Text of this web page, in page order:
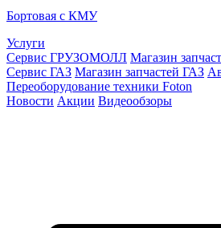
Бортовая с КМУ
Услуги
Сервис ГРУЗОМОЛЛ Магазин
Сервис ГАЗ Магазин запчастей ГАЗ
Переоборудование техники Foton
Новости Акции Видеообзоры